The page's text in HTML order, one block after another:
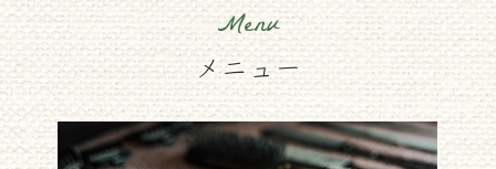
Menu
メニュー